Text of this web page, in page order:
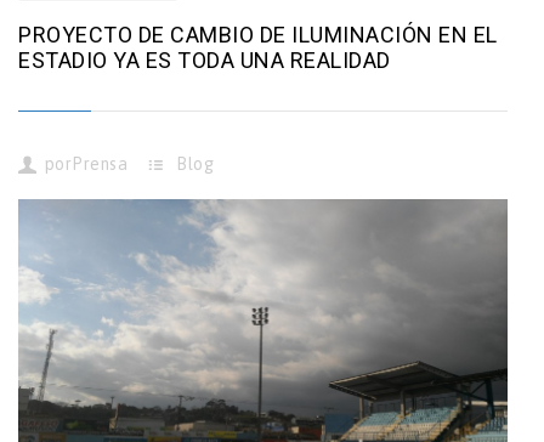
PROYECTO DE CAMBIO DE ILUMINACIÓN EN EL
ESTADIO YA ES TODA UNA REALIDAD
por Prensa Blog